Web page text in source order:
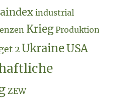
industrial
Krieg Produktion
2 Ukraine USA
ZEW